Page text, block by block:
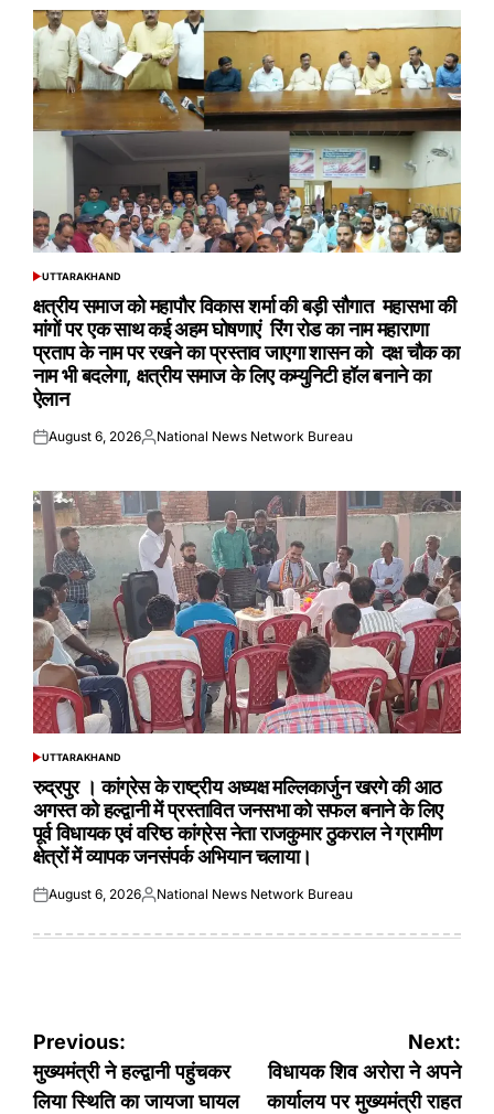
POSTED
UTTARAKHAND
क्षत्रीय समाज को महापौर विकास शर्मा की बड़ी सौगात महासभा की
मांगों पर एक साथ कई अहम घोषणाएं रिंग रोड का नाम महाराणा
प्रताप के नाम पर रखने का प्रस्ताव जाएगा शासन को दक्ष चौक का
नाम भी बदलेगा, क्षत्रीय समाज के लिए कम्युनिटी हॉल बनाने का
ऐलान
Posted
August 6, 2026Posted
National News Network Bureau
POSTED
UTTARAKHAND
रुद्रपुर । कांग्रेस के राष्ट्रीय अध्यक्ष मल्लिकार्जुन खरगे की आठ
अगस्त को हल्द्वानी में प्रस्तावित जनसभा को सफल बनाने के लिए
पूर्व विधायक एवं वरिष्ठ कांग्रेस नेता राजकुमार ठुकराल ने ग्रामीण
क्षेत्रों में व्यापक जनसंपर्क अभियान चलाया।
Posted
August 6, 2026Posted
National News Network Bureau
Post
navigation
Previous:
मुख्यमंत्री ने हल्द्वानी पहुंचकर
लिया स्थिति का जायजा घायल
Next:
विधायक शिव अरोरा ने अपने
कार्यालय पर मुख्यमंत्री राहत